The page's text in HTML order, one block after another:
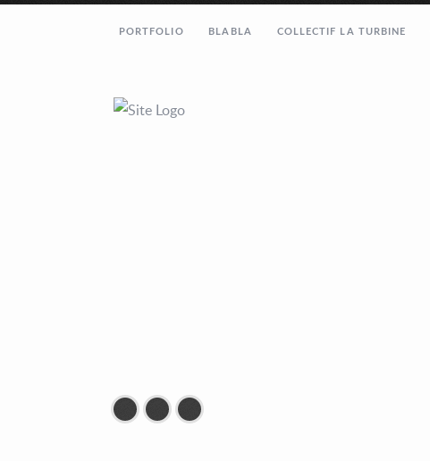
PORTFOLIO BLABLA COLLECTIF LA TURBINE